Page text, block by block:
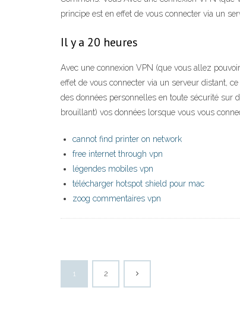
principe est en effet de vous connecter via un
Il y a 20 heures
Avec une connexion VPN (que vous allez
effet de vous connecter via un serveur distant,
des données personnelles en toute sécurité sur
brouillant) vos données lorsque vous vous
cannot find printer on network
free internet through vpn
légendes mobiles vpn
télécharger hotspot shield pour mac
zoog commentaires vpn
1 2